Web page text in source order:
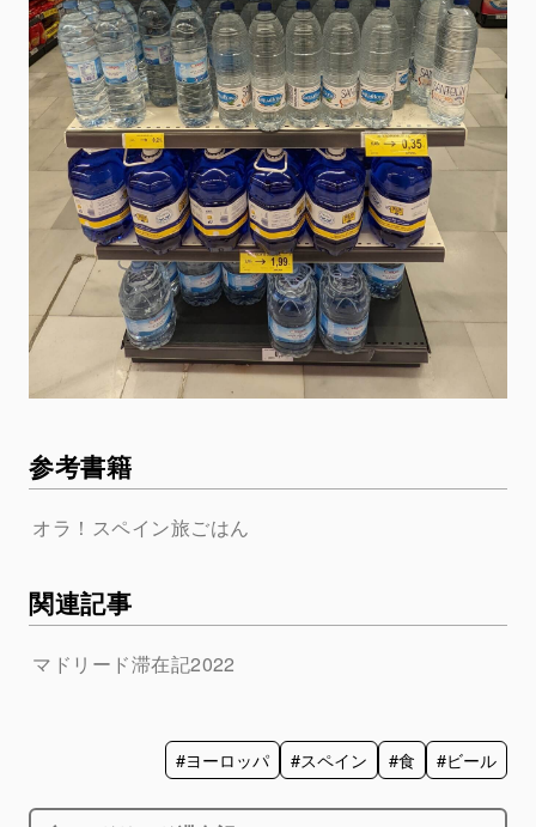
参考書籍
オラ！スペイン旅ごはん
関連記事
マドリード滞在記2022
#ヨーロッパ #スペイン #食 #ビール